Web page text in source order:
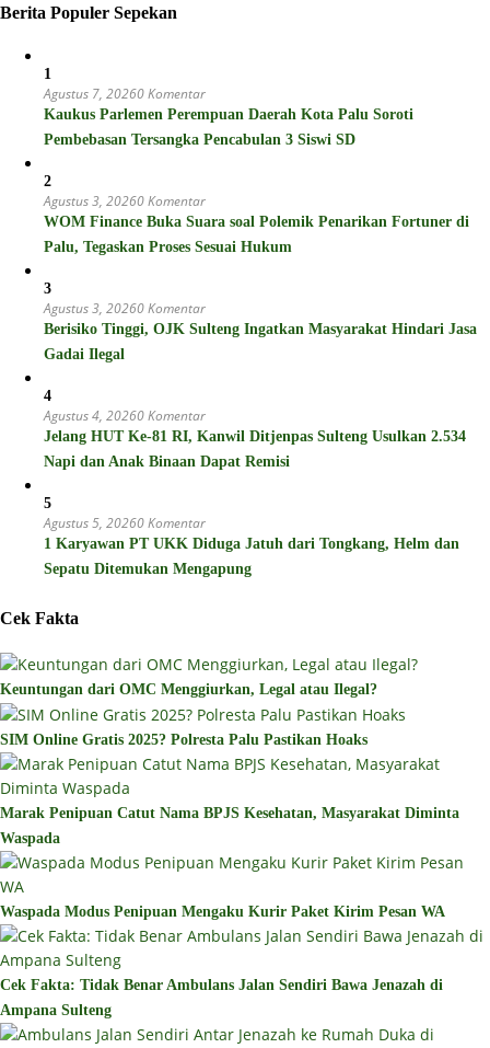
Berita Populer Sepekan
1
Agustus 7, 20260 Komentar
Kaukus Parlemen Perempuan Daerah Kota Palu Soroti
Pembebasan Tersangka Pencabulan 3 Siswi SD
2
Agustus 3, 20260 Komentar
WOM Finance Buka Suara soal Polemik Penarikan Fortuner di
Palu, Tegaskan Proses Sesuai Hukum
3
Agustus 3, 20260 Komentar
Berisiko Tinggi, OJK Sulteng Ingatkan Masyarakat Hindari Jasa
Gadai Ilegal
4
Agustus 4, 20260 Komentar
Jelang HUT Ke-81 RI, Kanwil Ditjenpas Sulteng Usulkan 2.534
Napi dan Anak Binaan Dapat Remisi
5
Agustus 5, 20260 Komentar
1 Karyawan PT UKK Diduga Jatuh dari Tongkang, Helm dan
Sepatu Ditemukan Mengapung
Cek Fakta
Keuntungan dari OMC Menggiurkan, Legal atau Ilegal?
SIM Online Gratis 2025? Polresta Palu Pastikan Hoaks
Marak Penipuan Catut Nama BPJS Kesehatan, Masyarakat Diminta
Waspada
Waspada Modus Penipuan Mengaku Kurir Paket Kirim Pesan WA
Cek Fakta: Tidak Benar Ambulans Jalan Sendiri Bawa Jenazah di
Ampana Sulteng